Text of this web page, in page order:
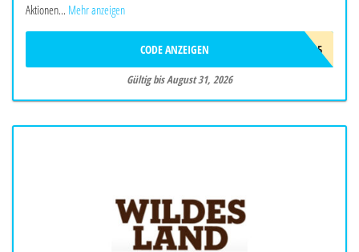
Aktionen... Mehr anzeigen
LYRA5
CODE ANZEIGEN
Gültig bis August 31, 2026